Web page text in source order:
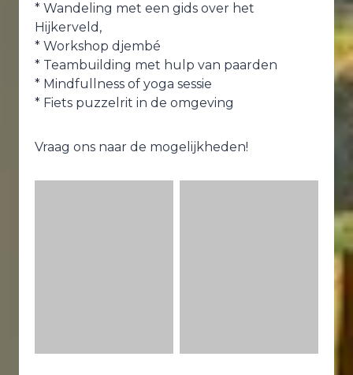
* Wandeling met een gids over het
Hijkerveld,
* Workshop djembé
* Teambuilding met hulp van paarden
* Mindfullness of yoga sessie
* Fiets puzzelrit in de omgeving
Vraag ons naar de mogelijkheden!